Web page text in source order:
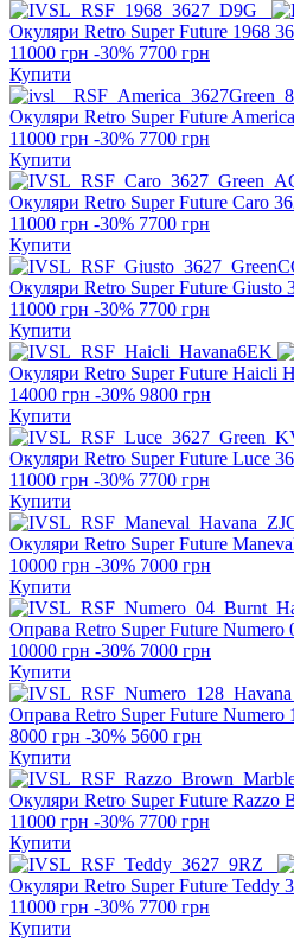
Окуляри Retro Super Future 1968
11000 грн -30% 7700 грн
Купити
Окуляри Retro Super Future
11000 грн -30% 7700 грн
Купити
Окуляри Retro Super Future Caro
11000 грн -30% 7700 грн
Купити
Окуляри Retro Super Future Giusto
11000 грн -30% 7700 грн
Купити
Окуляри Retro Super Future Haicli
14000 грн -30% 9800 грн
Купити
Окуляри Retro Super Future Luce
11000 грн -30% 7700 грн
Купити
Окуляри Retro Super Future
10000 грн -30% 7000 грн
Купити
Оправа Retro Super Future Numero
10000 грн -30% 7000 грн
Купити
Оправа Retro Super Future Numero
8000 грн -30% 5600 грн
Купити
Окуляри Retro Super Future Razzo
11000 грн -30% 7700 грн
Купити
Окуляри Retro Super Future Teddy
11000 грн -30% 7700 грн
Купити